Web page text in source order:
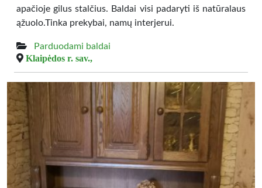
apačioje gilus stalčius. Baldai visi padaryti iš natūralaus
ąžuolo.Tinka prekybai, namų interjerui.
Parduodami baldai
Klaipėdos r. sav.,